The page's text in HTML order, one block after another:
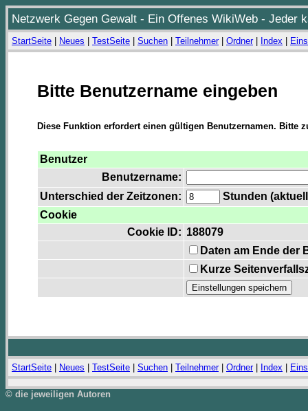
Netzwerk Gegen Gewalt - Ein Offenes WikiWeb - Jeder
StartSeite Neues TestSeite Suchen Teilnehmer| Ordner| Index
Bitte Benutzername eingeben
Diese Funktion erfordert einen gültigen Benutzernamen. Bitte
Benutzer
Benutzername:
Unterschied der Zeitzonen:
Stunden
Cookie
Cookie ID: 188079
Daten am Ende der
Kurze
StartSeite Neues TestSeite Suchen Teilnehmer| Ordner| Index
© die jeweiligen Autoren